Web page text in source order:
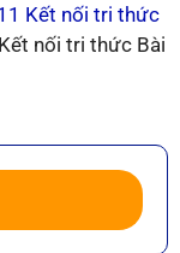
Kết nối tri thức
nối tri thức Bài